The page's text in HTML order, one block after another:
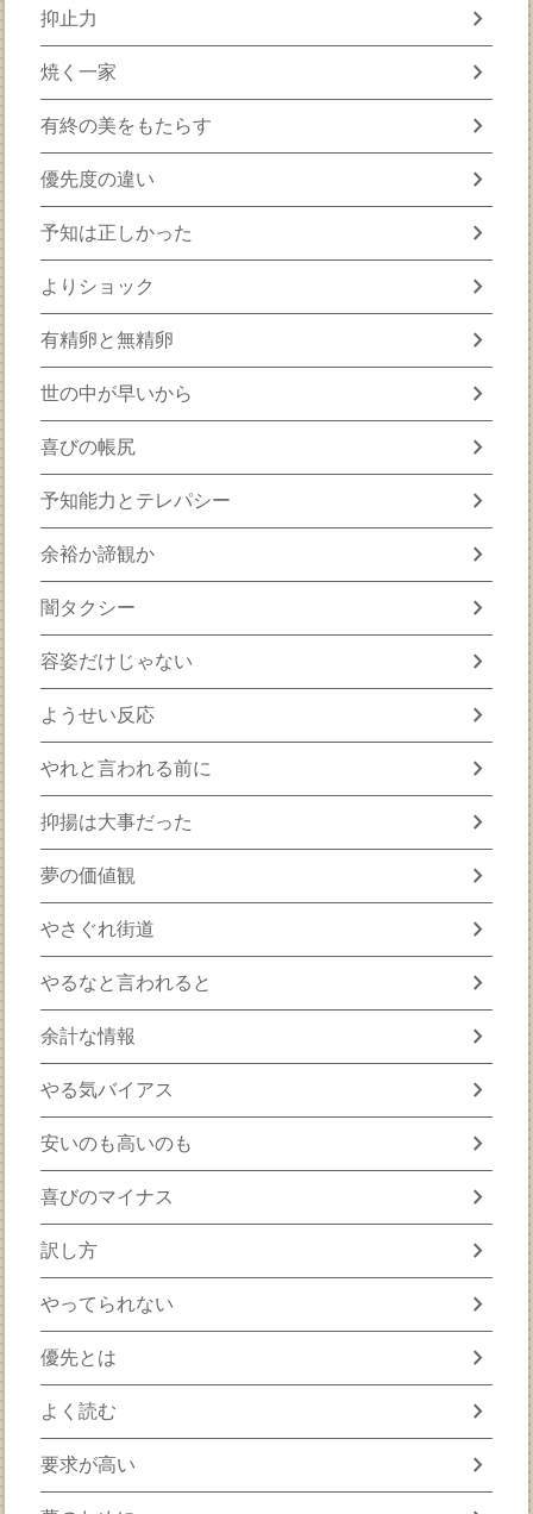
抑止力 chevron_right
焼く一家 chevron_right
有終の美をもたらす chevron_right
優先度の違い chevron_right
予知は正しかった chevron_right
よりショック chevron_right
有精卵と無精卵 chevron_right
世の中が早いから chevron_right
喜びの帳尻 chevron_right
予知能力とテレパシー chevron_right
余裕か諦観か chevron_right
闇タクシー chevron_right
容姿だけじゃない chevron_right
ようせい反応 chevron_right
やれと言われる前に chevron_right
抑揚は大事だった chevron_right
夢の価値観 chevron_right
やさぐれ街道 chevron_right
やるなと言われると chevron_right
余計な情報 chevron_right
やる気バイアス chevron_right
安いのも高いのも chevron_right
喜びのマイナス chevron_right
訳し方 chevron_right
やってられない chevron_right
優先とは chevron_right
よく読む chevron_right
要求が高い chevron_right